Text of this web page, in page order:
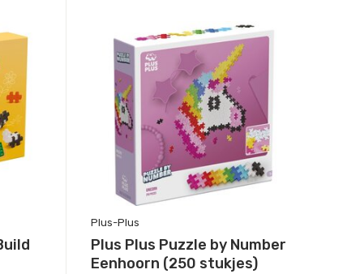
Plus-Plus
Plus Plus Puzzle by Number
Eenhoorn (250 stukjes)